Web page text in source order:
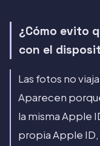
¿Cómo evito
con el
Las fotos no
Aparecen
la misma Apple
propia Apple